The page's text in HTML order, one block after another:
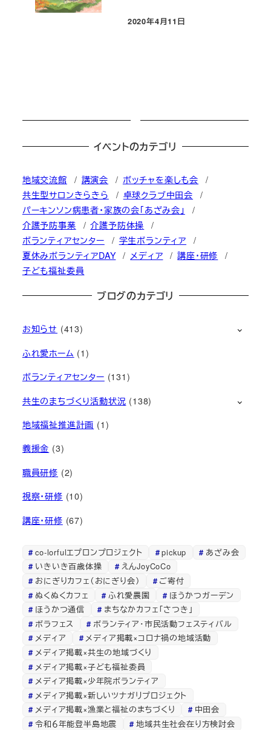
投稿日
2020年4月11日
イベントのカテゴリ
地域交流館 講演会
ボッチャを楽しも会
共生型サロンきらきら
卓球クラブ中田会
パーキンソン病患者・家族の会「あざみ会」
介護予防事業
介護予防体操
ボランティアセンター
学生ボランティア
夏休みボランティアDAY
メディア
講座・研修
子ども福祉委員
ブログのカテゴリ
お知らせ (413)
ふれ愛ホーム (1)
ボランティアセンター (131)
共生のまちづくり活動状況 (138)
地域福祉推進計画 (1)
義援金 (3)
職員研修 (2)
視察・研修 (10)
講座・研修 (67)
co-lorfulエプロンプロジェクト pickup
あざみ会
いきいき百歳体操
えんJoyCoCo
おにぎりカフェ（おにぎり会）
ご寄付
ぬくぬくカフェ
ふれ愛農園
ほうかつガーデン
ほうかつ通信
まちなかカフェ「さつき」
ボラフェス
ボランティア・市民活動フェスティバル
メディア
メディア掲載×コロナ禍の地域活動
メディア掲載×共生の地域づくり
メディア掲載×子ども福祉委員
メディア掲載×少年院ボランティア
メディア掲載×新しいツナガリプロジェクト
メディア掲載×漁業と福祉のまちづくり
中田会
令和６年能登半島地震
地域共生社会在り方検討会